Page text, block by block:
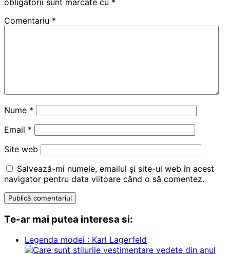
obligatorii sunt marcate cu *
Comentariu *
Nume *
Email *
Site web
Salvează-mi numele, emailul și site-ul web în acest
navigator pentru data viitoare când o să comentez.
Te-ar mai putea interesa si:
Legenda modei : Karl Lagerfeld